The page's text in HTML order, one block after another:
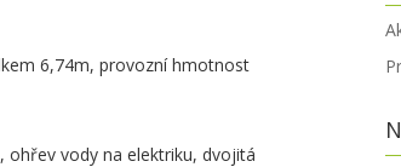
6,74m, provozní hmotnost
ohřev vody na elektriku, dvojitá